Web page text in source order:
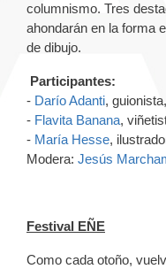
columnismo. Tres
ahondarán en la forma
de dibujo.
Participantes:
- Darío Adanti,
- Flavita Banana,
- María Hesse,
Modera: Jesús
Festival EÑE
Como cada otoño,